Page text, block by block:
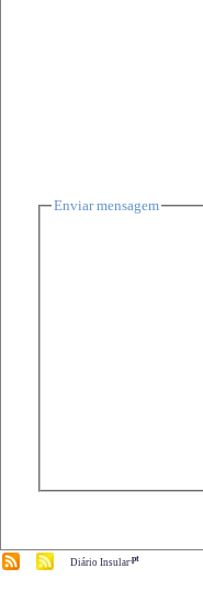
Enviar mensagem
Diário Insular.pt